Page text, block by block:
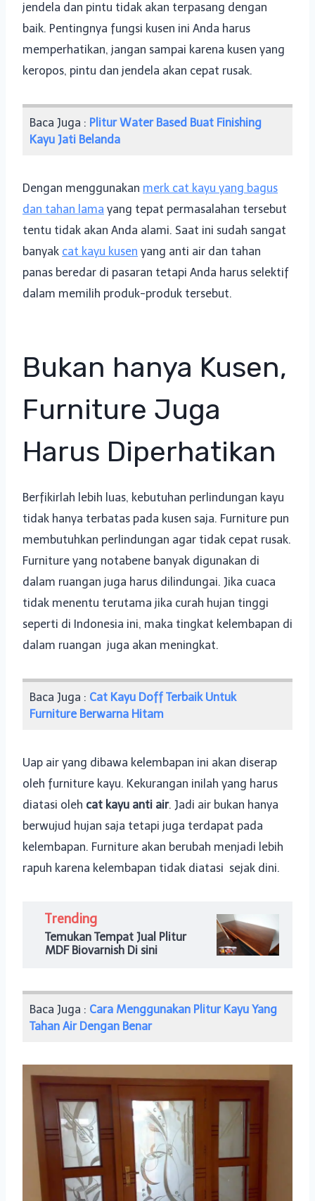
jendela dan pintu tidak akan terpasang dengan
baik. Pentingnya fungsi kusen ini Anda harus
memperhatikan, jangan sampai karena kusen yang
keropos, pintu dan jendela akan cepat rusak.
Baca Juga : Plitur Water Based Buat Finishing
Kayu Jati Belanda
Dengan menggunakan merk cat kayu yang bagus
dan tahan lama yang tepat permasalahan tersebut
tentu tidak akan Anda alami. Saat ini sudah sangat
banyak cat kayu kusen yang anti air dan tahan
panas beredar di pasaran tetapi Anda harus selektif
dalam memilih produk-produk tersebut.
Bukan hanya Kusen,
Furniture Juga
Harus Diperhatikan
Berfikirlah lebih luas, kebutuhan perlindungan kayu
tidak hanya terbatas pada kusen saja. Furniture pun
membutuhkan perlindungan agar tidak cepat rusak.
Furniture yang notabene banyak digunakan di
dalam ruangan juga harus dilindungai. Jika cuaca
tidak menentu terutama jika curah hujan tinggi
seperti di Indonesia ini, maka tingkat kelembapan di
dalam ruangan juga akan meningkat.
Baca Juga : Cat Kayu Doff Terbaik Untuk
Furniture Berwarna Hitam
Uap air yang dibawa kelembapan ini akan diserap
oleh furniture kayu. Kekurangan inilah yang harus
diatasi oleh cat kayu anti air. Jadi air bukan hanya
berwujud hujan saja tetapi juga terdapat pada
kelembapan. Furniture akan berubah menjadi lebih
rapuh karena kelembapan tidak diatasi sejak dini.
Trending
Temukan Tempat Jual Plitur
MDF Biovarnish Di sini
Baca Juga : Cara Menggunakan Plitur Kayu Yang
Tahan Air Dengan Benar